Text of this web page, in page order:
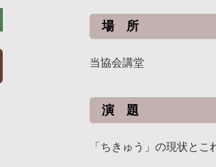
場 所
当協会講堂
演 題
「ちきゅう」の現状とこ